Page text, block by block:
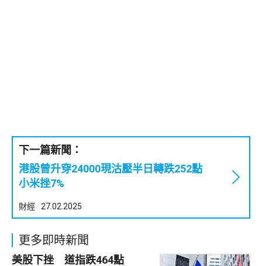
下一篇新聞：
港股曾升穿24000現沽壓半日轉跌252點
小米挫7%
財經 27.02.2025
更多即時新聞
美股下挫 道指跌464點